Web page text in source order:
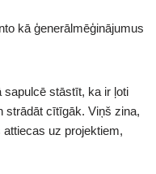
kā ģenerālmēģinājumus
sapulcē stāstīt, ka ir ļoti
strādāt cītīgāk. Viņš zina,
uz projektiem,